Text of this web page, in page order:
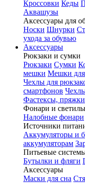
Кроссовки Кеды
Аквашузы
Аксессуары для
Носки Шнурки
ухода за обувью
Аксессуары
Рюкзаки и сумки
Рюкзаки Сумки
мешки Мешки
Чехлы для
смартфонов
Фастексы, пряжки
Фонари и
Налобные фонари
Источники
Аккумуляторы и
аккумуляторам
Питьевые
Бутылки и фляги
Аксессуары
Маски для сна